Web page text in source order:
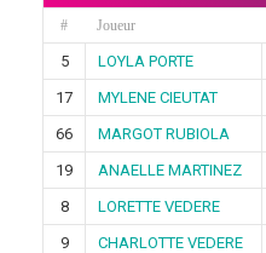
# Joueur
5 LOYLA PORTE
17
MYLENE CIEUTAT
66
MARGOT RUBIOLA
19
ANAELLE MARTINEZ
8
LORETTE VEDERE
9
CHARLOTTE VEDERE